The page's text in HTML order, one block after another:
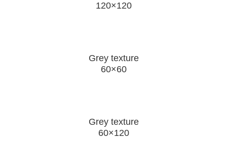
120×120
Grey texture
60×60
Grey texture
60×120